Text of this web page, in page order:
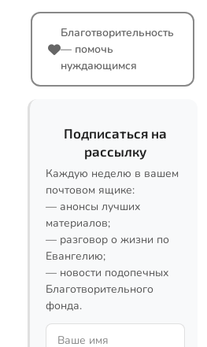
Благотворительность
— помочь
нуждающимся
Подписаться на
рассылку
Каждую неделю в вашем
почтовом ящике:
— анонсы лучших
материалов;
— разговор о жизни по
Евангелию;
— новости подопечных
Благотворительного
фонда.